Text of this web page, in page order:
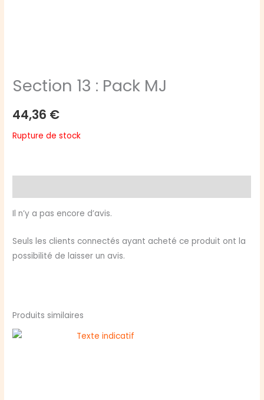
Section 13 : Pack MJ
44,36 €
Rupture de stock
Il n’y a pas encore d’avis.
Seuls les clients connectés ayant acheté ce produit ont la
possibilité de laisser un avis.
Produits similaires